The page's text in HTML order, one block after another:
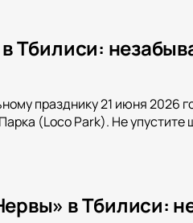
Тбилиси:
празднику 21 июня 2026
(Loco Park). Не
в Тбилиси: